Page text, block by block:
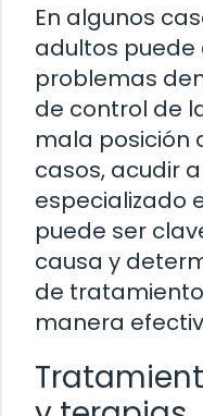
En algunos
adultos
problemas
de control de
mala posición
casos, acudir
especializado
puede ser
causa y
de
manera